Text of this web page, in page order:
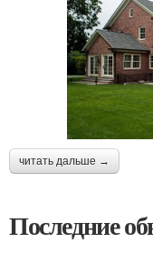
читать дальше →
Последние